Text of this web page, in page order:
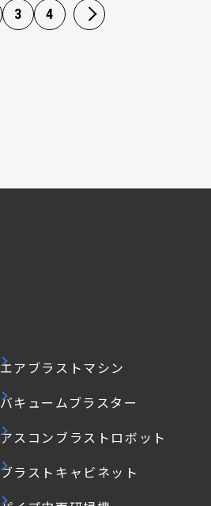
3 4
エアブラストマシン
バキュームブラスター
アスコンブラストロボット
ブラストキャビネット